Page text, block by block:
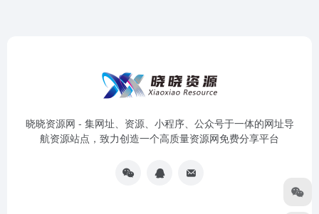
晓晓资源网 - 集网址、资源、小程序、公众号于一体的网址导
航资源站点，致力创造一个高质量资源网免费分享平台